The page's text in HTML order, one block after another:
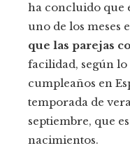
ha concluido que
uno de los meses
que las parejas
facilidad, según
cumpleaños en
temporada de
septiembre, que
nacimientos.